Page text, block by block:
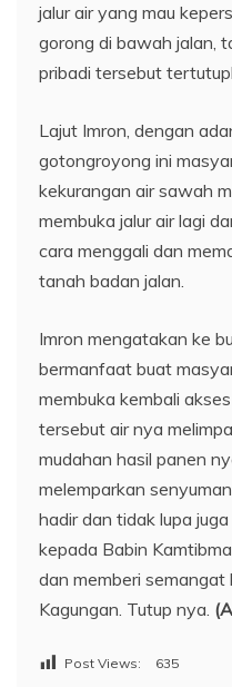
jalur air yang mau
gorong di bawah jalan,
pribadi tersebut
Lajut Imron, dengan
gotongroyong ini
kekurangan air sawah
membuka jalur air lagi
cara menggali dan
tanah badan jalan.
Imron mengatakan ke
bermanfaat buat
membuka kembali
tersebut air nya
mudahan hasil panen
melemparkan
hadir dan tidak lupa
kepada Babin
dan memberi
Kagungan. Tutup nya.
Post Views: 635